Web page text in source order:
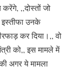
,,दोस्तों जो
इस्तीफा उनके
कर दिया।,, वो
को,, इस मामले में
अगर ये मामला